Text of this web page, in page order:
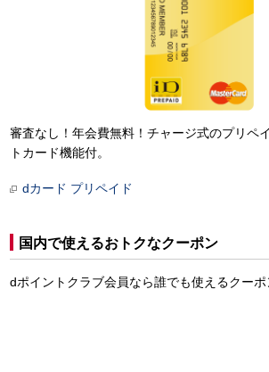
審査なし！年会費無料！チャージ式のプリペ
トカード機能付。
dカード プリペイド
国内で使えるおトクなクーポン
dポイントクラブ会員なら誰でも使えるクーポ